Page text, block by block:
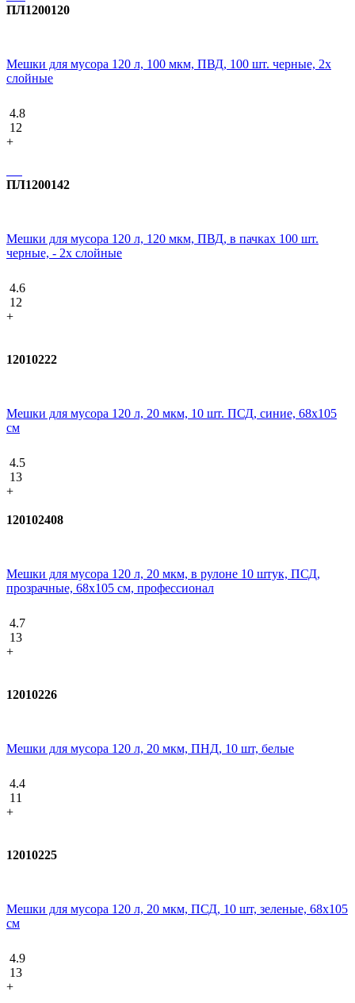
ПЛ1200120
Мешки для мусора 120 л, 100 мкм, ПВД, 100 шт. черные, 2х
слойные
4.8
12
+
ПЛ1200142
Мешки для мусора 120 л, 120 мкм, ПВД, в пачках 100 шт.
черные, - 2х слойные
4.6
12
+
12010222
Мешки для мусора 120 л, 20 мкм, 10 шт. ПСД, синие, 68х105
см
4.5
13
+
120102408
Мешки для мусора 120 л, 20 мкм, в рулоне 10 штук, ПСД,
прозрачные, 68х105 см, профессионал
4.7
13
+
12010226
Мешки для мусора 120 л, 20 мкм, ПНД, 10 шт, белые
4.4
11
+
12010225
Мешки для мусора 120 л, 20 мкм, ПСД, 10 шт, зеленые, 68х105
см
4.9
13
+